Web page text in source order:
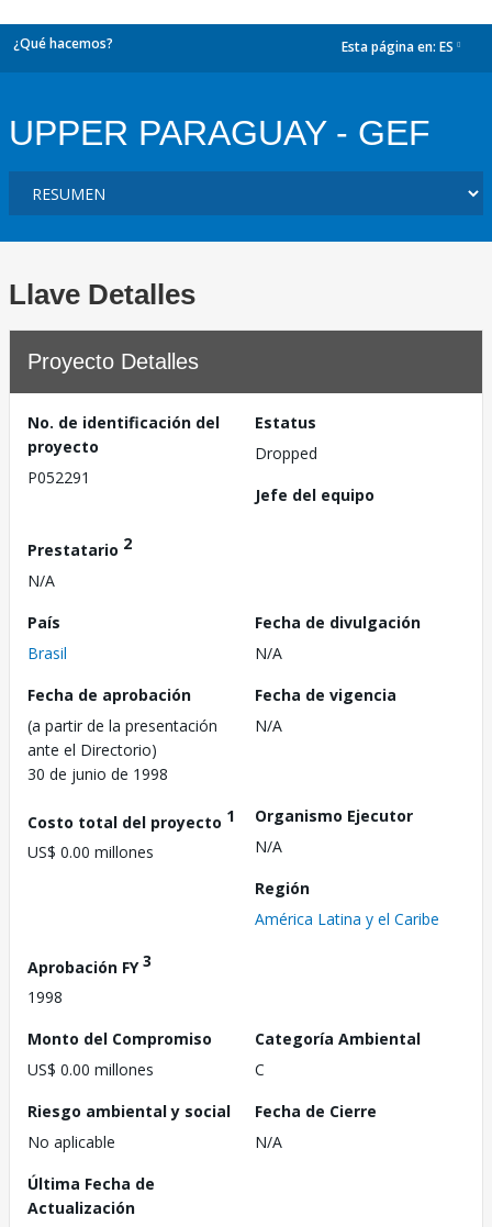
¿Qué hacemos? Esta página en: ES
UPPER PARAGUAY - GEF
Llave Detalles
Proyecto Detalles
No. de identificación del
proyecto
P052291
Estatus
Dropped
Jefe del equipo
Prestatario 2
N/A
País
Brasil
Fecha de divulgación
N/A
Fecha de aprobación
(a partir de la presentación
ante el Directorio)
30 de junio de 1998
Fecha de vigencia
N/A
Costo total del proyecto 1
US$ 0.00 millones
Organismo Ejecutor
N/A
Región
América Latina y el Caribe
Aprobación FY3
1998
Monto del Compromiso
US$ 0.00 millones
Categoría Ambiental
C
Riesgo ambiental y social
No aplicable
Fecha de Cierre
N/A
Última Fecha de
Actualización